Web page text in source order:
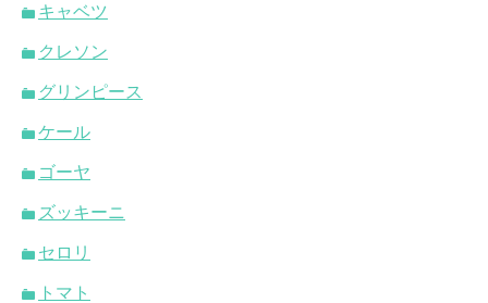
キャベツ
クレソン
グリンピース
ケール
ゴーヤ
ズッキーニ
セロリ
トマト